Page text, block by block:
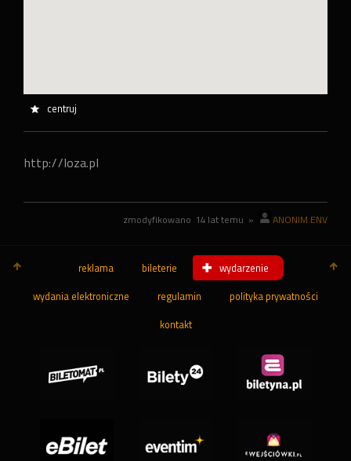
centruj
http://loza.pl
zmodyfikowano 14 lat temu » ANONIM.ENV
reklama bileterie wydarzenie
wydania elektroniczne regulamin polityka prywatności
kontakt